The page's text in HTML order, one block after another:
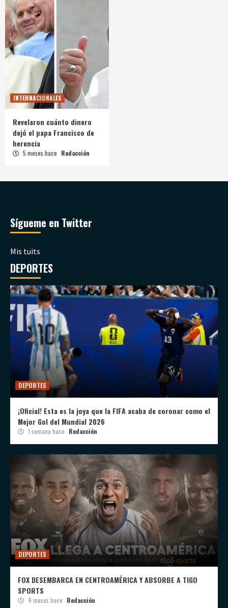
INTERNACIONALES
Revelaron cuánto dinero
dejó el papa Francisco de
herencia
5 meses hace Redacción
Sígueme en Twitter
Mis tuits
DEPORTES
DEPORTES
¡Oficial! Esta es la joya que la FIFA acaba de coronar como el
Mejor Gol del Mundial 2026
1 semana hace Redacción
DEPORTES
FOX DESEMBARCA EN CENTROAMÉRICA Y ABSORBE A TIGO
SPORTS
4 meses hace Redacción